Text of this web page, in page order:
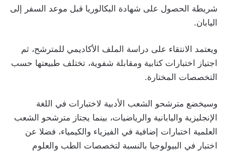
شريطة الحصول على شهادة البكالوريا قبل موعد السفر إلى
اليابان.
ويعتمد الانتقاء على دراسة الملف الأكاديمي للمترشح، ثم
اجتياز اختبارات كتابية ومقابلة شفوية، تختلف طبيعتها حسب
التخصصات المختارة.
وسيخضع مترشحو الشعب الأدبية لاختبارات في اللغة
الإنجليزية واليابانية والرياضيات، بينما يجتاز مترشحو الشعب
العلمية اختبارات إضافية في الفيزياء والكيمياء، فضلا عن
اختبار في البيولوجيا بالنسبة لتخصصات الطب والعلوم